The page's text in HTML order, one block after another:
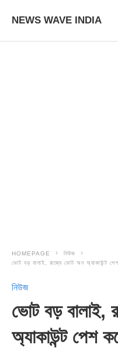
NEWS WAVE INDIA
HOMEPAGE
নিউজ
ভোট বড় বালাই, রাজ্যে ভোট অন অ্যাকাউন্ট পেশ
নিউজ
ভোট বড় বালাই,
অ্যাকাউন্ট পেশ